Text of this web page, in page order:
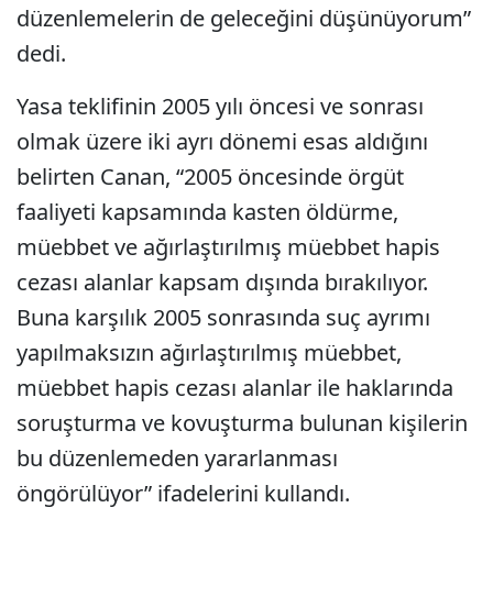
düzenlemelerin de geleceğini düşünüyorum”
dedi.
Yasa teklifinin 2005 yılı öncesi ve sonrası
olmak üzere iki ayrı dönemi esas aldığını
belirten Canan, “2005 öncesinde örgüt
faaliyeti kapsamında kasten öldürme,
müebbet ve ağırlaştırılmış müebbet hapis
cezası alanlar kapsam dışında bırakılıyor.
Buna karşılık 2005 sonrasında suç ayrımı
yapılmaksızın ağırlaştırılmış müebbet,
müebbet hapis cezası alanlar ile haklarında
soruşturma ve kovuşturma bulunan kişilerin
bu düzenlemeden yararlanması
öngörülüyor” ifadelerini kullandı.